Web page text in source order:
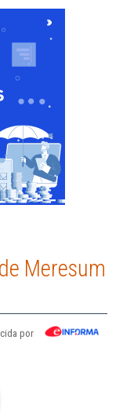
Meresum
por